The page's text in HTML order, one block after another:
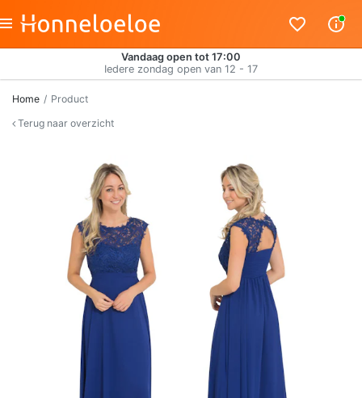
Vandaag open tot 17:00
Iedere zondag open van 12 - 17
Home
Product
Terug naar overzicht